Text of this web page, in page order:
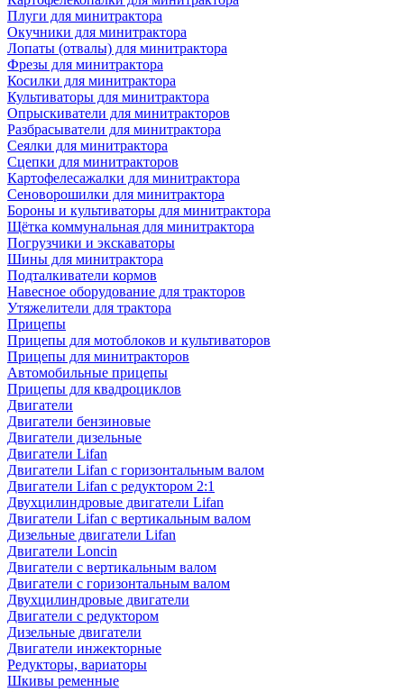
Плуги для минитрактора
Окучники для минитрактора
Лопаты (отвалы) для минитрактора
Фрезы для минитрактора
Косилки для минитрактора
Культиваторы для минитрактора
Опрыскиватели для минитракторов
Разбрасыватели для минитрактора
Сеялки для минитрактора
Сцепки для минитракторов
Картофелесажалки для минитрактора
Сеноворошилки для минитрактора
Бороны и культиваторы для минитрактора
Щётка коммунальная для минитрактора
Погрузчики и экскаваторы
Шины для минитрактора
Подталкиватели кормов
Навесное оборудование для тракторов
Утяжелители для трактора
Прицепы
Прицепы для мотоблоков и культиваторов
Прицепы для минитракторов
Автомобильные прицепы
Прицепы для квадроциклов
Двигатели
Двигатели бензиновые
Двигатели дизельные
Двигатели Lifan
Двигатели Lifan с горизонтальным валом
Двигатели Lifan с редуктором 2:1
Двухцилиндровые двигатели Lifan
Двигатели Lifan с вертикальным валом
Дизельные двигатели Lifan
Двигатели Loncin
Двигатели с вертикальным валом
Двигатели с горизонтальным валом
Двухцилиндровые двигатели
Двигатели с редуктором
Дизельные двигатели
Двигатели инжекторные
Редукторы, вариаторы
Шкивы ременные